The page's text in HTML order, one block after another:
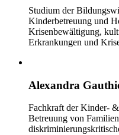
Studium der
Kinderbetreuung und
Krisenbewältigung,
Erkrankungen und
Alexandra
Fachkraft der Kinder-
Betreuung von